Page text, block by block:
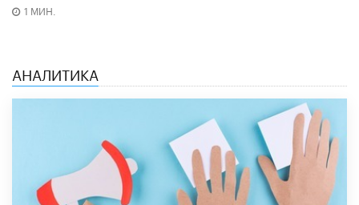
1 МИН.
АНАЛИТИКА